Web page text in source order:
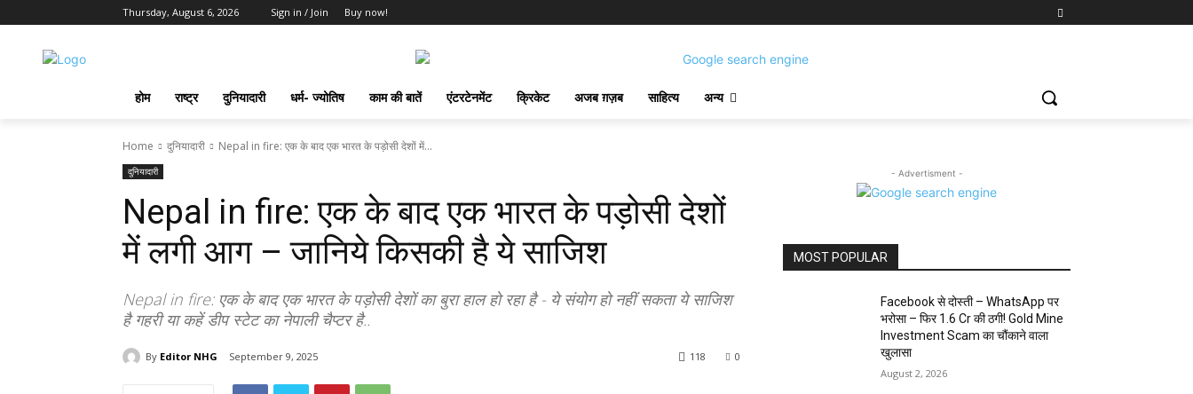
Thursday, August 6, 2026 Sign in / Join Buy now!
होम राष्ट्र दुनियादारी धर्म- ज्योतिष काम की बातें एंटरटेनमेंट क्रिकेट अजब ग़ज़ब साहित्य अन्य
Home दुनियादारी Nepal in fire: एक के बाद एक भारत के पड़ोसी देशों में...
दुनियादारी
Nepal in fire: एक के बाद एक भारत के पड़ोसी देशों
में लगी आग – जानिये किसकी है ये साजिश
Nepal in fire: एक के बाद एक भारत के पड़ोसी देशों का बुरा हाल हो रहा है - ये संयोग हो नहीं सकता ये साजिश
है गहरी या कहें डीप स्टेट का नेपाली चैप्टर है..
By Editor NHG September 9, 2025 0
118
- Advertisment -
MOST POPULAR
Facebook से दोस्ती – WhatsApp पर
भरोसा – फिर 1.6 Cr की ठगी! Gold Mine
Investment Scam का चौंकाने वाला
खुलासा
August 2, 2026